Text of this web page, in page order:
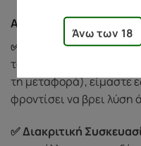
Ασφάλεια Αγορών
✅ Προστασία Αγοράς:
το προϊόν σας (π.χ.
τη μεταφορά), είμαστε
φροντίσει να βρει
✅ Διακριτική
Άνω των 18